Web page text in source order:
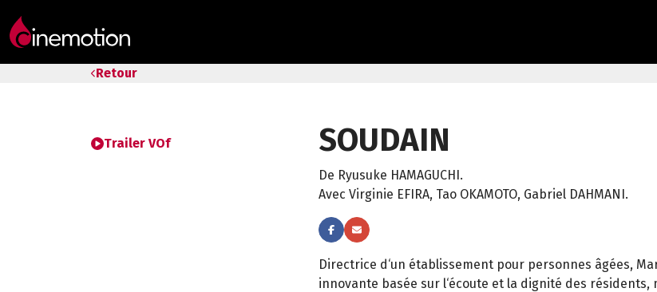
Retour
Trailer VOf SOUDAIN
De Ryusuke HAMAGUCHI.
Avec Virginie EFIRA, Tao OKAMOTO, Gabriel DAHMANI.
Directrice d‘un établissement pour personnes âgées,
innovante basée sur l‘écoute et la dignité des
Bons cadeaux